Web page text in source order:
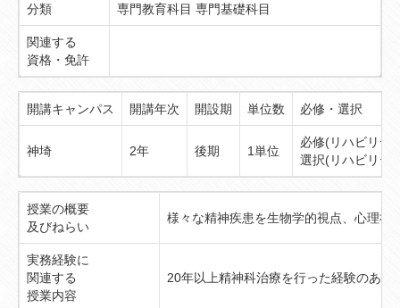
分類 専門教育科目 専門基礎科目
関連する
資格・免許
開講キャンパス 開講年次 開設期 単位数 必修・選択
神埼 2年 後期 1単位
必修(リハビリテ
選択(リハビリテ
授業の概要
及びねらい
様々な精神疾患を生物学的視点、心理社
実務経験に
関連する
授業内容
20年以上精神科治療を行った経験のあ